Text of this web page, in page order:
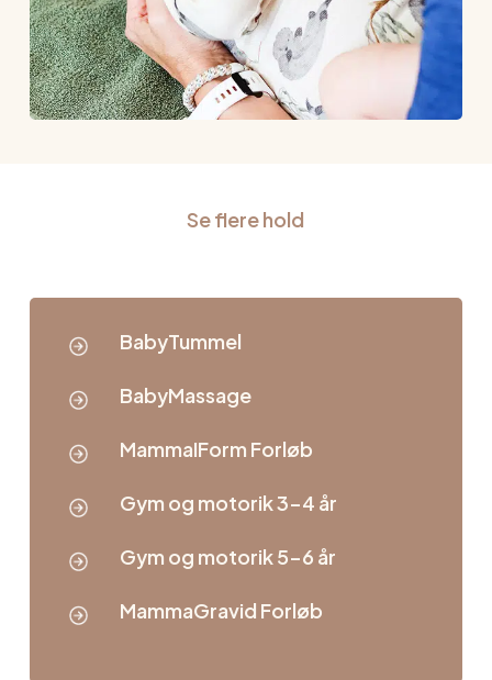
Se flere hold
BabyTummel
BabyMassage
MammaIForm Forløb
Gym og motorik 3-4 år
Gym og motorik 5-6 år
MammaGravid Forløb